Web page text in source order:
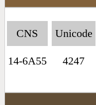
CNS
14-6A55
Unicode
4247